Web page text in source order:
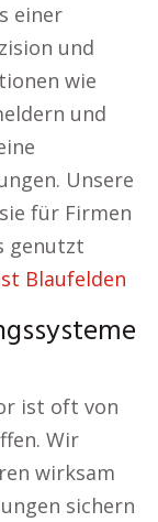
einer
und
wie
und
Unsere
für Firmen
genutzt
Blaufelden
ist oft von
Wir
wirksam
sichern